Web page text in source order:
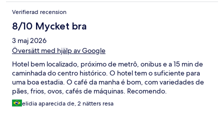
Verifierad recension
8/10 Mycket bra
3 maj 2026
Översätt med hjälp av Google
Hotel bem localizado, próximo de metrô, onibus e a 15 min de
caminhada do centro histórico. O hotel tem o suficiente para
uma boa estadia. O café da manha é bom, com variedades de
pães, frios, ovos, cafés de máquinas. Recomendo.
elidia aparecida de, 2 nätters resa